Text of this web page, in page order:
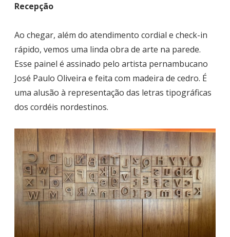
Recepção
Ao chegar, além do atendimento cordial e check-in
rápido, vemos uma linda obra de arte na parede.
Esse painel é assinado pelo artista pernambucano
José Paulo Oliveira e feita com madeira de cedro. É
uma alusão à representação das letras tipográficas
dos cordéis nordestinos.